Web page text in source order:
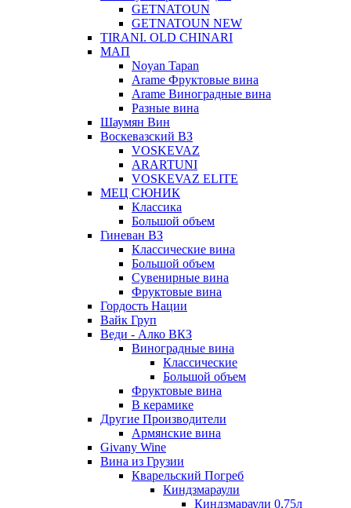
GETNATOUN
GETNATOUN NEW
TIRANI. OLD CHINARI
МАП
Noyan Tapan
Arame Фруктовые вина
Arame Виноградные вина
Разные вина
Шаумян Вин
Воскевазский ВЗ
VOSKEVAZ
ARARTUNI
VOSKEVAZ ELITE
МЕЦ СЮНИК
Классика
Большой объем
Гиневан ВЗ
Классические вина
Большой объем
Сувенирные вина
Фруктовые вина
Гордость Нации
Вайк Груп
Веди - Алко ВКЗ
Виноградные вина
Классические
Большой объем
Фруктовые вина
В керамике
Другие Производители
Армянские вина
Givany Wine
Вина из Грузии
Кварельский Погреб
Киндзмараули
Киндзмараули 0,75л